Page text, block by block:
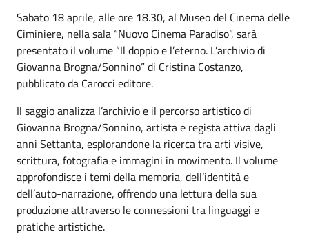
Sabato 18 aprile, alle ore 18.30, al Museo del Cinema delle
Ciminiere, nella sala “Nuovo Cinema Paradiso”, sarà
presentato il volume “Il doppio e l’eterno. L’archivio di
Giovanna Brogna/Sonnino” di Cristina Costanzo,
pubblicato da Carocci editore.
Il saggio analizza l’archivio e il percorso artistico di
Giovanna Brogna/Sonnino, artista e regista attiva dagli
anni Settanta, esplorandone la ricerca tra arti visive,
scrittura, fotografia e immagini in movimento. Il volume
approfondisce i temi della memoria, dell’identità e
dell’auto-narrazione, offrendo una lettura della sua
produzione attraverso le connessioni tra linguaggi e
pratiche artistiche.